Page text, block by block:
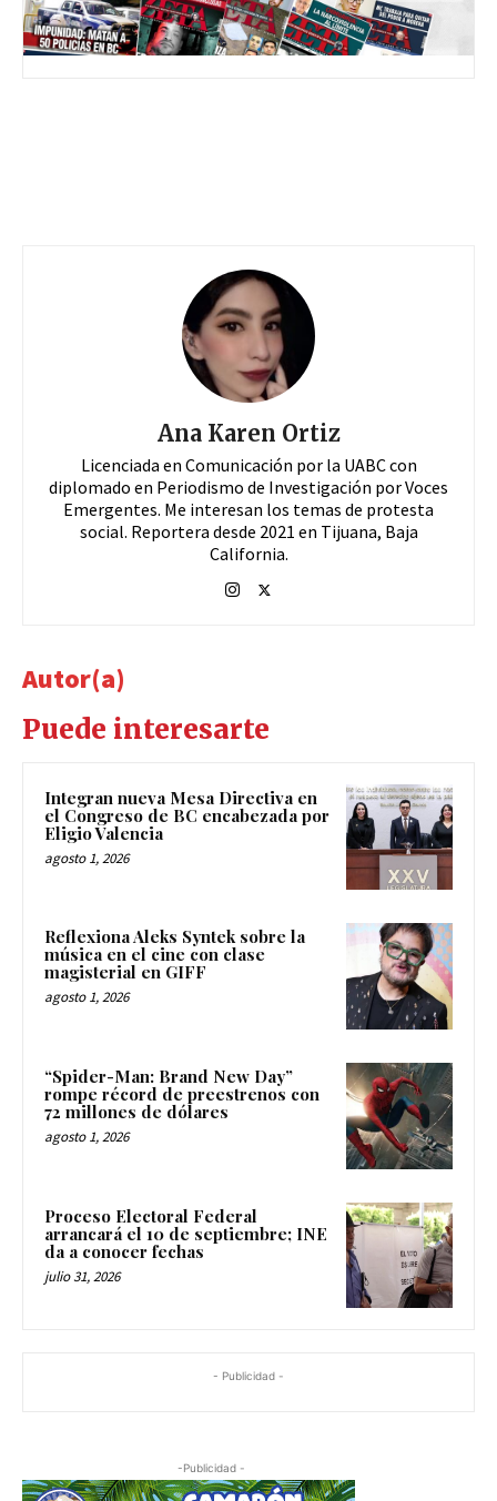
Ana Karen Ortiz
Licenciada en Comunicación por la UABC con
diplomado en Periodismo de Investigación por Voces
Emergentes. Me interesan los temas de protesta
social. Reportera desde 2021 en Tijuana, Baja
California.
Autor(a)
Puede interesarte
Integran nueva Mesa Directiva en
el Congreso de BC encabezada por
Eligio Valencia
agosto 1, 2026
Reflexiona Aleks Syntek sobre la
música en el cine con clase
magisterial en GIFF
agosto 1, 2026
“Spider-Man: Brand New Day”
rompe récord de preestrenos con
72 millones de dólares
agosto 1, 2026
Proceso Electoral Federal
arrancará el 10 de septiembre; INE
da a conocer fechas
julio 31, 2026
- Publicidad -
-Publicidad -